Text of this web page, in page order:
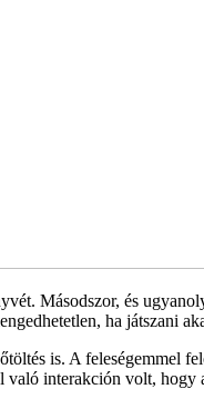
Másodszor, és
ha játszani
is. A feleségemmel
interakción volt, hogy